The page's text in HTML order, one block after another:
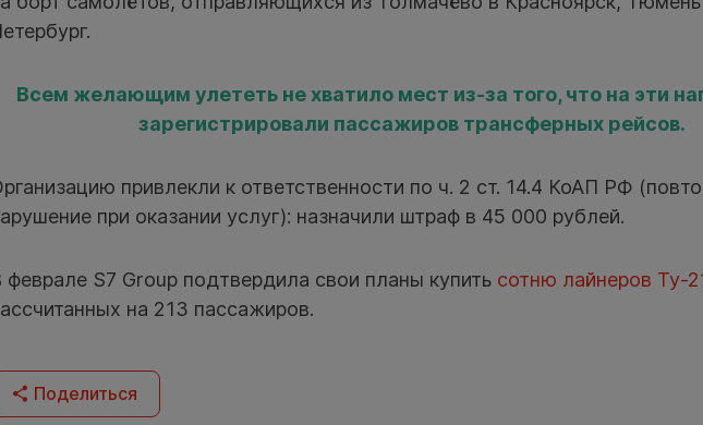
Всем желающим улететь не хватило мест из-за того, что на эти
зарегистрировали пассажиров трансферных рейсов.
привлекли к ответственности по ч. 2 ст. 14.4 КоАП РФ
при оказании услуг): назначили штраф в 45 000 рублей.
феврале S7 Group подтвердила свои планы купить сотню лайнеров Ту-
на 213 пассажиров.
Поделиться